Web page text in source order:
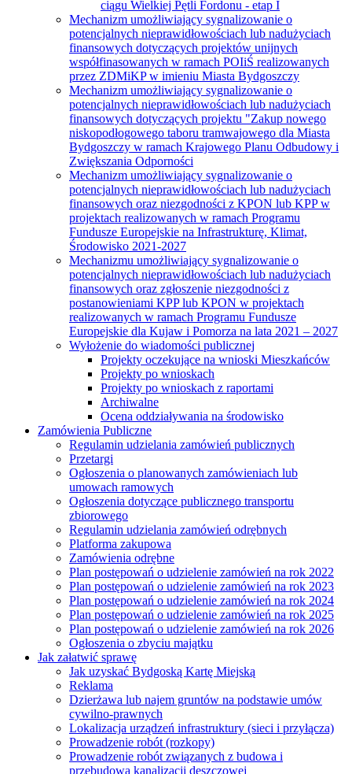
ciągu Wielkiej Pętli Fordonu - etap I
Mechanizm umożliwiający sygnalizowanie o
potencjalnych nieprawidłowościach lub nadużyciach
finansowych dotyczących projektów unijnych
współfinasowanych w ramach POIiŚ realizowanych
przez ZDMiKP w imieniu Miasta Bydgoszczy
Mechanizm umożliwiający sygnalizowanie o
potencjalnych nieprawidłowościach lub nadużyciach
finansowych dotyczących projektu "Zakup nowego
niskopodłogowego taboru tramwajowego dla Miasta
Bydgoszczy w ramach Krajowego Planu Odbudowy i
Zwiększania Odporności
Mechanizm umożliwiający sygnalizowanie o
potencjalnych nieprawidłowościach lub nadużyciach
finansowych oraz niezgodności z KPON lub KPP w
projektach realizowanych w ramach Programu
Fundusze Europejskie na Infrastrukturę, Klimat,
Środowisko 2021-2027
Mechanizmu umożliwiający sygnalizowanie o
potencjalnych nieprawidłowościach lub nadużyciach
finansowych oraz zgłoszenie niezgodności z
postanowieniami KPP lub KPON w projektach
realizowanych w ramach Programu Fundusze
Europejskie dla Kujaw i Pomorza na lata 2021 – 2027
Wyłożenie do wiadomości publicznej
Projekty oczekujące na wnioski Mieszkańców
Projekty po wnioskach
Projekty po wnioskach z raportami
Archiwalne
Ocena oddziaływania na środowisko
Zamówienia Publiczne
Regulamin udzielania zamówień publicznych
Przetargi
Ogłoszenia o planowanych zamówieniach lub
umowach ramowych
Ogłoszenia dotyczące publicznego transportu
zbiorowego
Regulamin udzielania zamówień odrębnych
Platforma zakupowa
Zamówienia odrębne
Plan postępowań o udzielenie zamówień na rok 2022
Plan postępowań o udzielenie zamówień na rok 2023
Plan postępowań o udzielenie zamówień na rok 2024
Plan postępowań o udzielenie zamówień na rok 2025
Plan postępowań o udzielenie zamówień na rok 2026
Ogłoszenia o zbyciu majątku
Jak załatwić sprawę
Jak uzyskać Bydgoską Kartę Miejską
Reklama
Dzierżawa lub najem gruntów na podstawie umów
cywilno-prawnych
Lokalizacja urządzeń infrastruktury (sieci i przyłącza)
Prowadzenie robót (rozkopy)
Prowadzenie robót związanych z budowa i
przebudową kanalizacji deszczowej